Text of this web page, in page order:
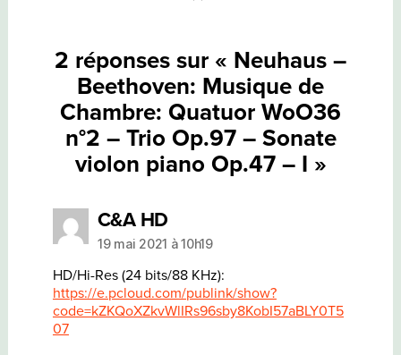
–
2 réponses sur « Neuhaus –
Beethoven: Musique de
Chambre: Quatuor WoO36
n°2 – Trio Op.97 – Sonate
violon piano Op.47 – I »
C&A HDdit :
19 mai 2021 à 10h19
HD/Hi-Res (24 bits/88 KHz):
https://e.pcloud.com/publink/show?
code=kZKQoXZkvWlIRs96sby8KobI57aBLY0T5
07